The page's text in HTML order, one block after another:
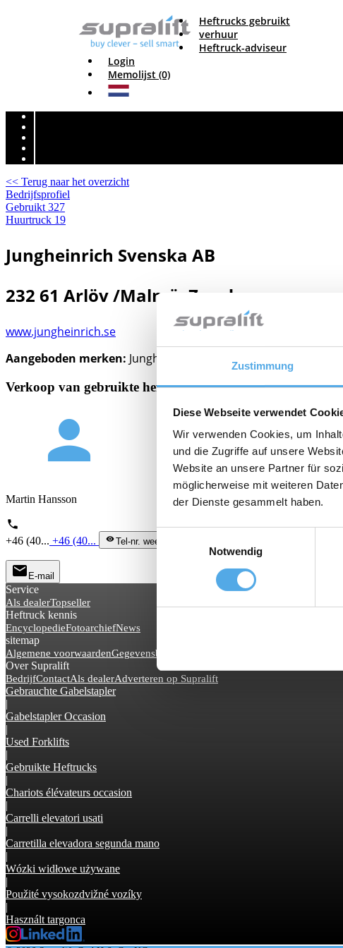
Zustimmung
Diese Webseite verwendet
Wir verwenden Cookies, um
und die Zugriffe auf unsere
Website an unsere Partner für
möglicherweise mit weiteren
der Dienste gesammelt haben.
Einwilligungsauswahl
Notwendig
Heftrucks gebruikt
verhuur
Heftruck-adviseur
Login
Memolijst (0)
<< Terug naar het overzicht
Bedrijfsprofiel
Gebruikt 327
Huurtruck 19
Jungheinrich Svenska AB
232 61 Arlöv /Malmö, Zweden
www.jungheinrich.se
Aangeboden merken: Jungheinrich
Verkoop van gebruikte heftrucks, Verhuur van
person
Martin Hansson
phone
+46 (40... +46 (40... visibilityTel-nr. weergeven
mail E-mail
Service
Als dealerTopseller
Heftruck kennis
EncyclopedieFotoarchiefNews
sitemap
Algemene voorwaardenGegevensbeveiliging
Over Supralift
BedrijfContactAls dealerAdverteren op Supralift
Gebrauchte Gabelstapler
|
Gabelstapler Occasion
|
Used Forklifts
|
Gebruikte Heftrucks
|
Chariots élévateurs occasion
|
Carrelli elevatori usati
|
Carretilla elevadora segunda mano
|
Wózki widłowe używane
|
Použité vysokozdvižné vozíky
|
Használt targonca